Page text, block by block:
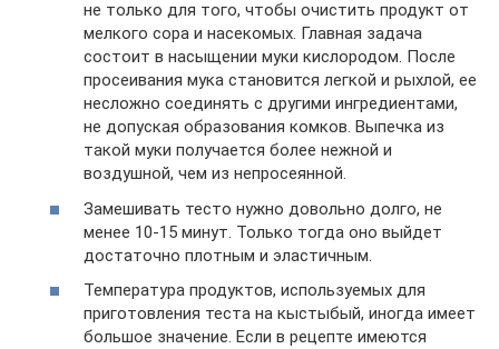
не только для того, чтобы очистить продукт от
мелкого сора и насекомых. Главная задача
состоит в насыщении муки кислородом. После
просеивания мука становится легкой и рыхлой, ее
несложно соединять с другими ингредиентами,
не допуская образования комков. Выпечка из
такой муки получается более нежной и
воздушной, чем из непросеянной.
Замешивать тесто нужно довольно долго, не
менее 10-15 минут. Только тогда оно выйдет
достаточно плотным и эластичным.
Температура продуктов, используемых для
приготовления теста на кыстыбый, иногда имеет
большое значение. Если в рецепте имеются